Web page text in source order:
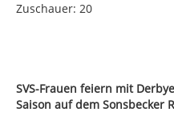
Zuschauer: 20
SVS-Frauen feiern mit
Saison auf dem Sonsbecker